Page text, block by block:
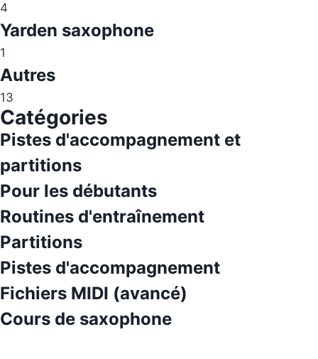
4
Yarden saxophone
1
Autres
13
Catégories
Pistes d'accompagnement et
partitions
Pour les débutants
Routines d'entraînement
Partitions
Pistes d'accompagnement
Fichiers MIDI (avancé)
Cours de saxophone